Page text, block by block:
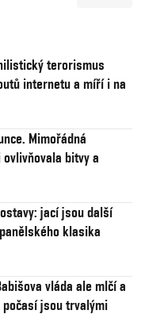
terorismus
internetu a míří i na
Mimořádná
bitvy a
jací jsou další
klasika
vláda ale mlčí a
jsou trvalými